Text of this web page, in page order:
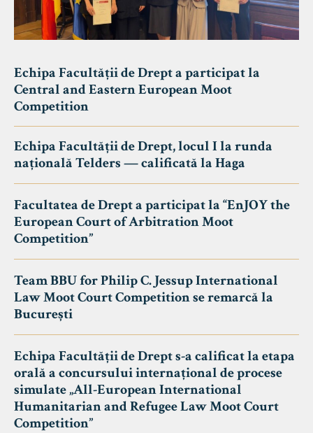
Echipa Facultății de Drept a participat la
Central and Eastern European Moot
Competition
Echipa Facultății de Drept, locul I la runda
națională Telders — calificată la Haga
Facultatea de Drept a participat la “EnJOY the
European Court of Arbitration Moot
Competition”
Team BBU for Philip C. Jessup International
Law Moot Court Competition se remarcă la
București
Echipa Facultății de Drept s-a calificat la etapa
orală a concursului internațional de procese
simulate „All-European International
Humanitarian and Refugee Law Moot Court
Competition”